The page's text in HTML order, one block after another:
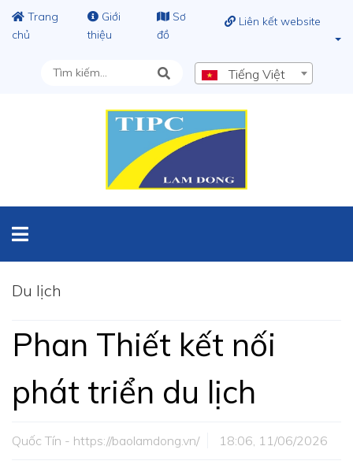
Trang
chủ
Giới
thiệu
Sơ
đồ
Liên kết website
Tiếng Việt
Du lịch
Phan Thiết kết nối
phát triển du lịch
Quốc Tín - https://baolamdong.vn/ 18:06, 11/06/2026